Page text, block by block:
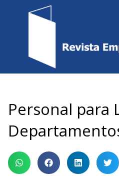
Personal para